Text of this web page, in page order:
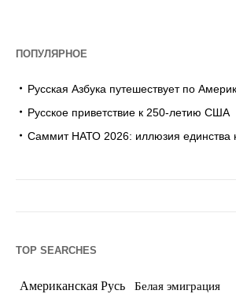
ПОПУЛЯРНОЕ
Русская Азбука путешествует по
Русское приветствие к 250-летию США
Саммит НАТО 2026: иллюзия единства
TOP SEARCHES
Американская Русь Белая эмиграция